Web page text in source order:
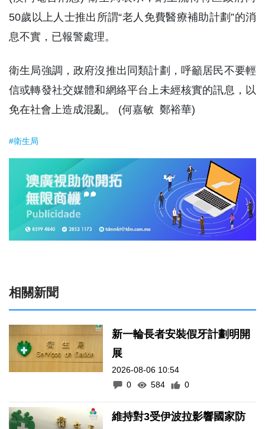
50歲以上人士推出所謂“老人免費醫療補助計劃”的消
息不實，已報警處理。
衛生局強調，政府沒推出同類計劃，呼籲居民不要輕
信或轉發社交媒體和網絡平台上未經核實的訊息，以
免在社會上造成混亂。 (何嘉敏 鄭裕華)
#衛生局
相關新聞
新一輪長者安裝假牙計劃明開
展
2026-08-06 10:54
0
584 0
維持對3受伊波拉影響國家防